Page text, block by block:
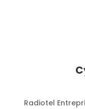
Radiotel